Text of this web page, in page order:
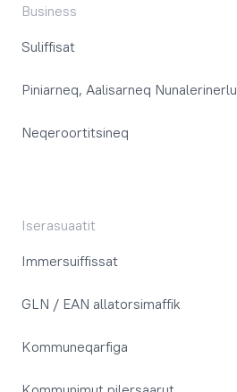
Business
Suliffisat
Piniarneq, Aalisarneq Nunalerinerlu
Neqeroortitsineq
Iserasuaatit
Immersuiffissat
GLN / EAN allatorsimaffik
Kommuneqarfiga